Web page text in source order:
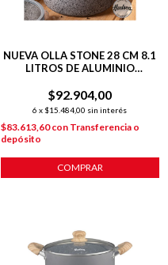
NUEVA OLLA STONE 28 CM 8.1
LITROS DE ALUMINIO
$92.904,00
6 x $15.484,00 sin interés
$83.613,60con Transferencia o
depósito
COMPRAR